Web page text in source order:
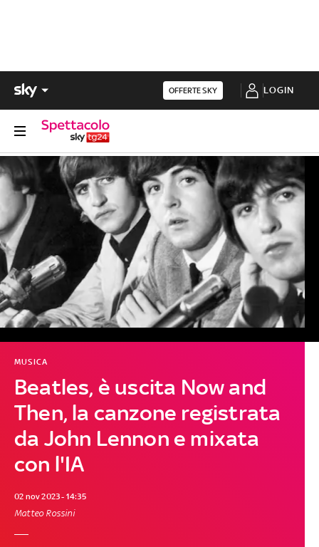
OFFERTE SKY LOGIN
Beatles, è uscita Now and
Then, la canzone registrata
da John Lennon e mixata
con l'IA
MUSICA
02 nov 2023 - 14:35
Matteo Rossini